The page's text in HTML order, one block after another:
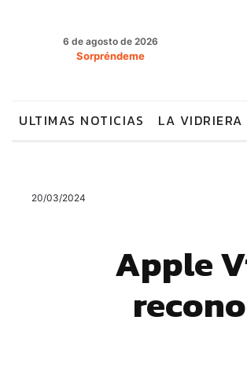
6 de agosto de 2026
Sorpréndeme
ULTIMAS NOTICIAS LA VIDRIERA
20/03/2024
Apple